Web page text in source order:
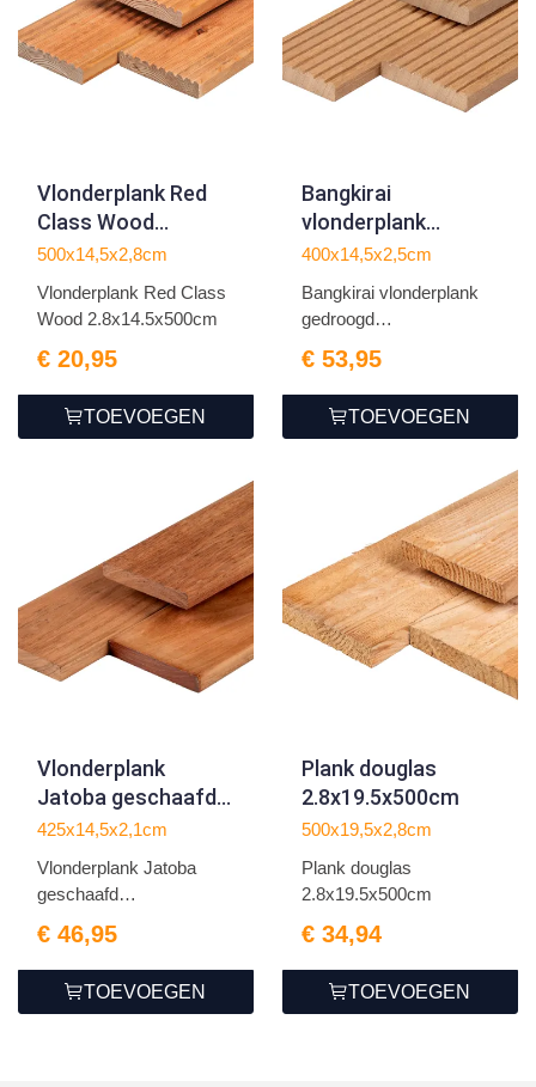
Vlonderplank Red
Class Wood
2.8x14.5x500cm
500x14,5x2,8cm
Vlonderplank Red Class
Wood 2.8x14.5x500cm
€ 20,95
TOEVOEGEN
Bangkirai
vlonderplank
gedroogd
geschaafd 7
groeven + 1 zijde
glad
400x14,5x2,5cm
Bangkirai vlonderplank
gedroogd
€ 53,95
TOEVOEGEN
Vlonderplank
Jatoba geschaafd
2.1x14.5x425cm
425x14,5x2,1cm
Vlonderplank Jatoba
geschaafd
€ 46,95
TOEVOEGEN
Plank douglas
2.8x19.5x500cm
500x19,5x2,8cm
Plank douglas
2.8x19.5x500cm
€ 34,94
TOEVOEGEN